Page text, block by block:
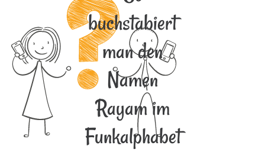
buchstabiert
man den
Namen
Rayam im
Funkalphabet